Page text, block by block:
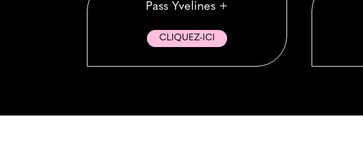
Pass Yvelines +
CLIQUEZ-ICI